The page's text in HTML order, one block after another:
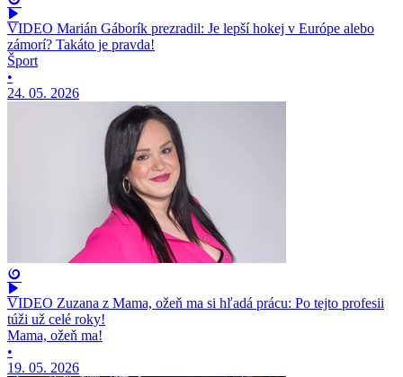
VIDEO Marián Gáborík prezradil: Je lepší hokej v Európe alebo
zámorí? Takáto je pravda!
Šport
•
24. 05. 2026
VIDEO Zuzana z Mama, ožeň ma si hľadá prácu: Po tejto profesii
túži už celé roky!
Mama, ožeň ma!
•
19. 05. 2026